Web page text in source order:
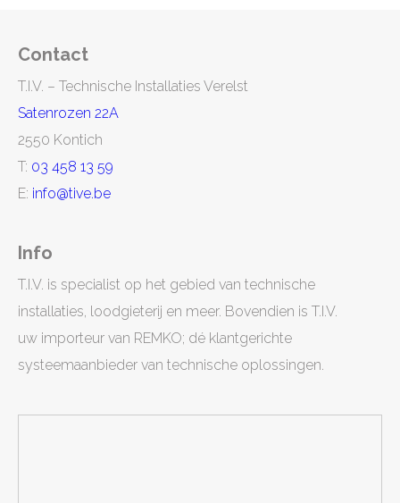
Contact
T.I.V. – Technische Installaties Verelst
Satenrozen 22A
2550 Kontich
T: 03 458 13 59
E: info@tive.be
Info
T.I.V. is specialist op het gebied van technische
installaties, loodgieterij en meer. Bovendien is T.I.V.
uw importeur van REMKO; dé klantgerichte
systeemaanbieder van technische oplossingen.